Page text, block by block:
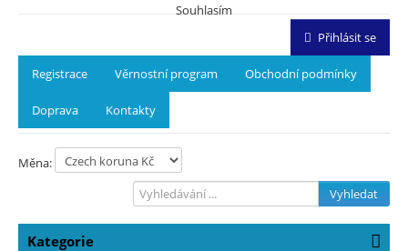
Souhlasím
Přihlásit se
Registrace Věrnostní program Obchodní podmínky
Doprava Kontakty
Měna:
Vyhledat
Kategorie